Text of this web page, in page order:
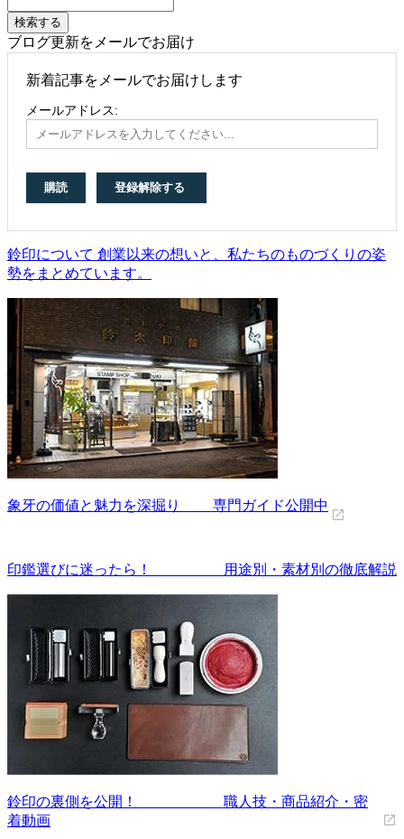
ブログ更新をメールでお届け
新着記事をメールでお届けします
メールアドレス:
鈴印について 創業以来の想いと、私たちのものづくりの姿
勢をまとめています。
象牙の価値と魅力を深掘り 専門ガイド公開中
印鑑選びに迷ったら！ 用途別・素材別の徹底解説
鈴印の裏側を公開！ 職人技・商品紹介・密
着動画